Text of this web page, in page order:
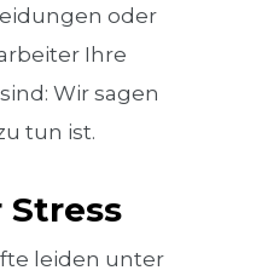
oder
Ihre
Wir sagen
tun ist.
leiden unter